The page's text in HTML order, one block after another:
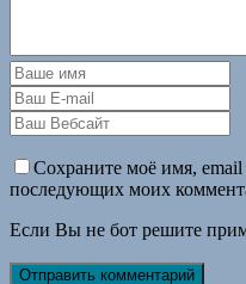
Сохраните моё имя, email
последующих моих
Если Вы не бот решите